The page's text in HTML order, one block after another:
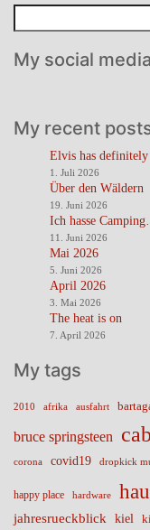
My social media
My recent
Elvis has
1. Juli 2026
Über den Wäldern
19. Juni 2026
Ich hasse
11. Juni 2026
Mai 2026
5. Juni 2026
April 2026
3. Mai 2026
The heat is on
7. April 2026
My tags
2010 afrika ausfahrt
bruce springsteen
corona covid19 dropkick
happy place hardware
jahresrueckblick kiel